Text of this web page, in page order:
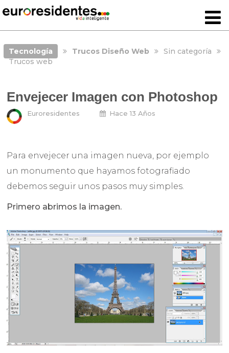
Tecnología Trucos Diseño Web
Sin categoría
Trucos web
Envejecer Imagen con Photoshop
Euroresidentes Hace 13 Años
Para envejecer una imagen nueva, por ejemplo
un monumento que hayamos fotografiado
debemos seguir unos pasos muy simples.
Primero abrimos la imagen.